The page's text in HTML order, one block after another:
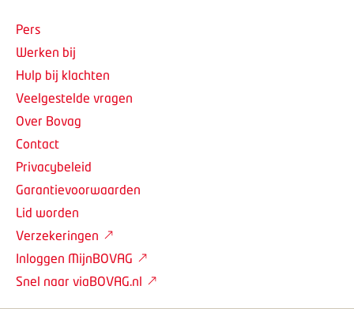
Pers
Werken bij
Hulp bij klachten
Veelgestelde vragen
Over Bovag
Contact
Privacybeleid
Garantievoorwaarden
Lid worden
Verzekeringen
Inloggen MijnBOVAG
Snel naar viaBOVAG.nl